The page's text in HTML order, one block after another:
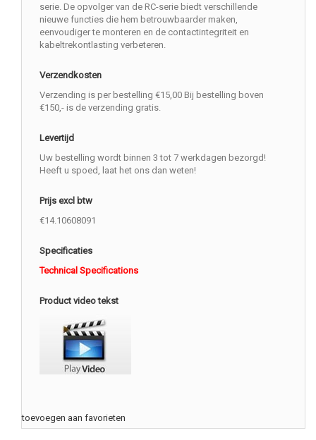
serie. De opvolger van de RC-serie biedt verschillende
nieuwe functies die hem betrouwbaarder maken,
eenvoudiger te monteren en de contactintegriteit en
kabeltrekontlasting verbeteren.
Verzendkosten
Verzending is per bestelling €15,00 Bij bestelling boven
€150,- is de verzending gratis.
Levertijd
Uw bestelling wordt binnen 3 tot 7 werkdagen bezorgd!
Heeft u spoed, laat het ons dan weten!
Prijs excl btw
€14.10608091
Specificaties
Technical Specifications
Product video tekst
toevoegen aan favorieten